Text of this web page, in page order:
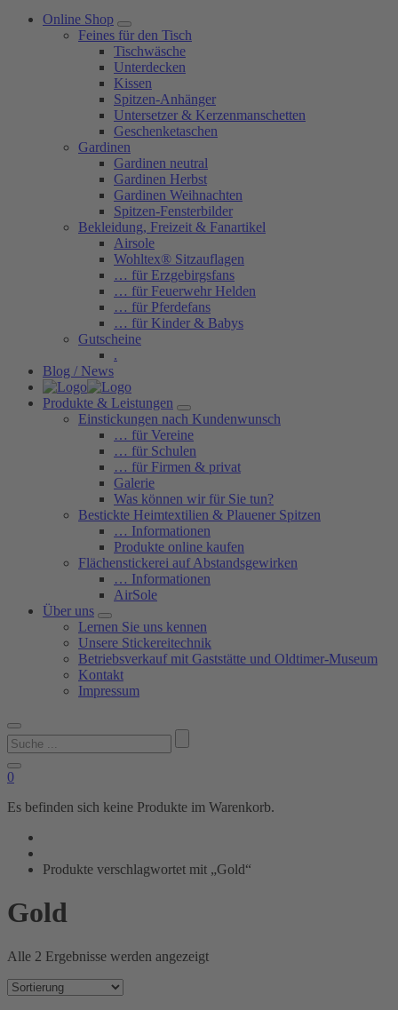
Online Shop
Feines für den Tisch
Tischwäsche
Unterdecken
Kissen
Spitzen-Anhänger
Untersetzer & Kerzenmanschetten
Geschenketaschen
Gardinen
Gardinen neutral
Gardinen Herbst
Gardinen Weihnachten
Spitzen-Fensterbilder
Bekleidung, Freizeit & Fanartikel
Airsole
Wohltex® Sitzauflagen
… für Erzgebirgsfans
… für Feuerwehr Helden
… für Pferdefans
… für Kinder & Babys
Gutscheine
.
Blog / News
Produkte & Leistungen
Einstickungen nach Kundenwunsch
… für Vereine
… für Schulen
… für Firmen & privat
Galerie
Was können wir für Sie tun?
Bestickte Heimtextilien & Plauener Spitzen
… Informationen
Produkte online kaufen
Flächenstickerei auf Abstandsgewirken
… Informationen
AirSole
Über uns
Lernen Sie uns kennen
Unsere Stickereitechnik
Betriebsverkauf mit Gaststätte und Oldtimer-Museum
Kontakt
Impressum
Suchen
nach:
0
Es befinden sich keine Produkte im Warenkorb.
Produkte verschlagwortet mit „Gold“
Gold
Alle 2 Ergebnisse werden angezeigt